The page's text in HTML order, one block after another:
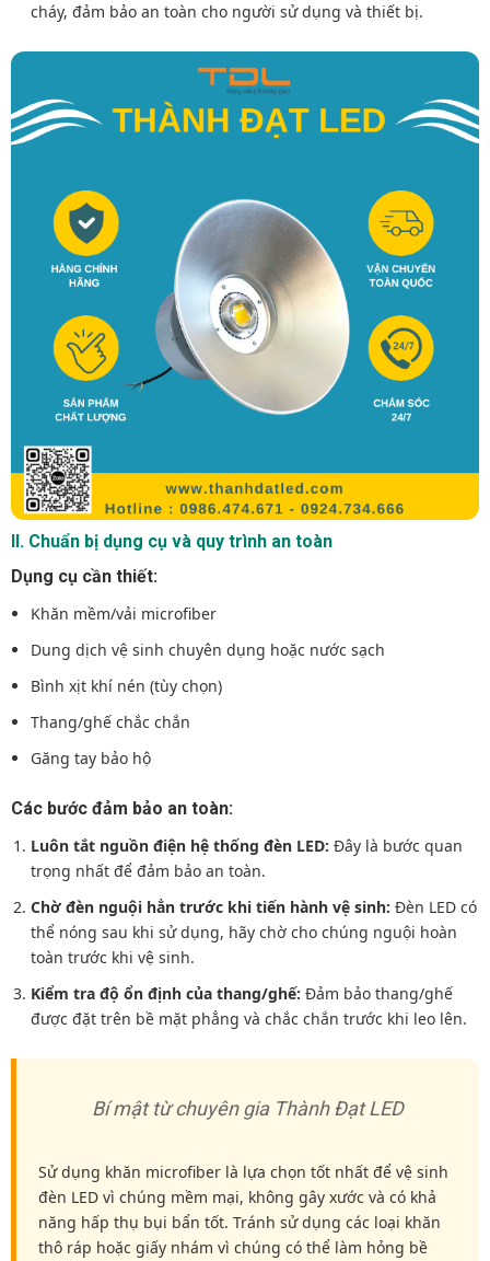
cháy, đảm bảo an toàn cho người sử dụng và thiết bị.
II. Chuẩn bị dụng cụ và quy trình an toàn
Dụng cụ cần thiết:
Khăn mềm/vải microfiber
Dung dịch vệ sinh chuyên dụng hoặc nước sạch
Bình xịt khí nén (tùy chọn)
Thang/ghế chắc chắn
Găng tay bảo hộ
Các bước đảm bảo an toàn:
Luôn tắt nguồn điện hệ thống đèn LED: Đây là bước quan
trọng nhất để đảm bảo an toàn.
Chờ đèn nguội hẳn trước khi tiến hành vệ sinh: Đèn LED có
thể nóng sau khi sử dụng, hãy chờ cho chúng nguội hoàn
toàn trước khi vệ sinh.
Kiểm tra độ ổn định của thang/ghế: Đảm bảo thang/ghế
được đặt trên bề mặt phẳng và chắc chắn trước khi leo lên.
Bí mật từ chuyên gia Thành Đạt LED
Sử dụng khăn microfiber là lựa chọn tốt nhất để vệ sinh
đèn LED vì chúng mềm mại, không gây xước và có khả
năng hấp thụ bụi bẩn tốt. Tránh sử dụng các loại khăn
thô ráp hoặc giấy nhám vì chúng có thể làm hỏng bề